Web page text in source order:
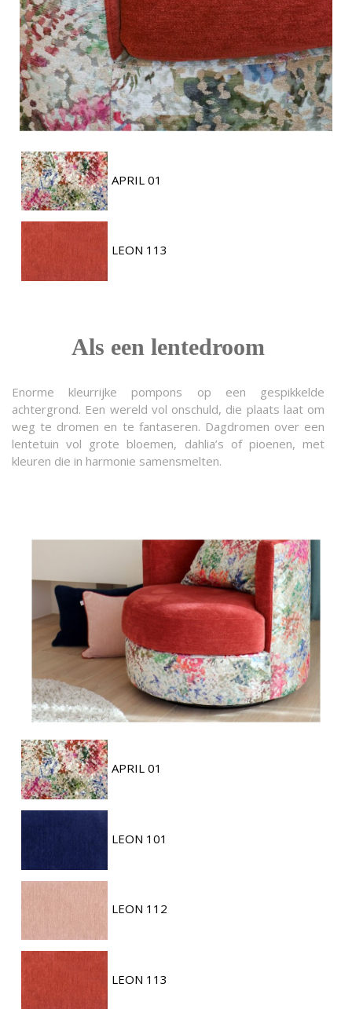
APRIL 01
LEON 113
Als een lentedroom
Enorme kleurrijke pompons op een gespikkelde
achtergrond. Een wereld vol onschuld, die plaats laat om
weg te dromen en te fantaseren. Dagdromen over een
lentetuin vol grote bloemen, dahlia’s of pioenen, met
kleuren die in harmonie samensmelten.
APRIL 01
LEON 101
LEON 112
LEON 113